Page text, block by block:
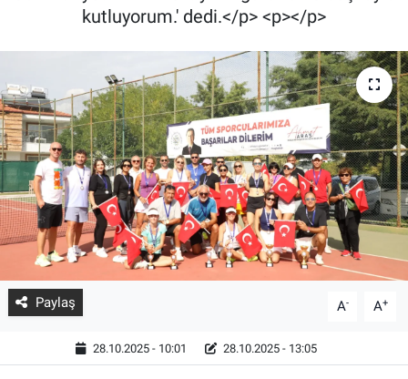
kutluyorum.' dedi.</p> <p></p>
Paylaş A- A+
28.10.2025 - 10:01 28.10.2025 - 13:05